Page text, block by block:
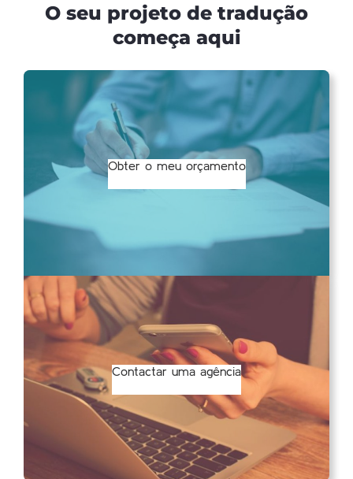
O seu projeto de tradução
começa aqui
Obter o meu orçamento
Contactar uma agência